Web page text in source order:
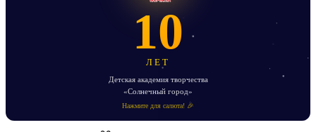
10
ЛЕТ
Детская академия творчества
«Солнечный город»
Нажмите для салюта! 🎉